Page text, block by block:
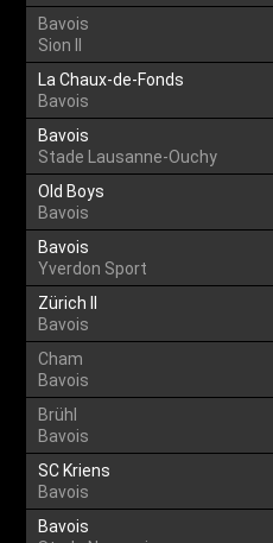
Bavois
Sion II
La Chaux-de-Fonds
Bavois
Bavois
Stade Lausanne-Ouchy
Old Boys
Bavois
Bavois
Yverdon Sport
Zürich II
Bavois
Cham
Bavois
Brühl
Bavois
SC Kriens
Bavois
Bavois